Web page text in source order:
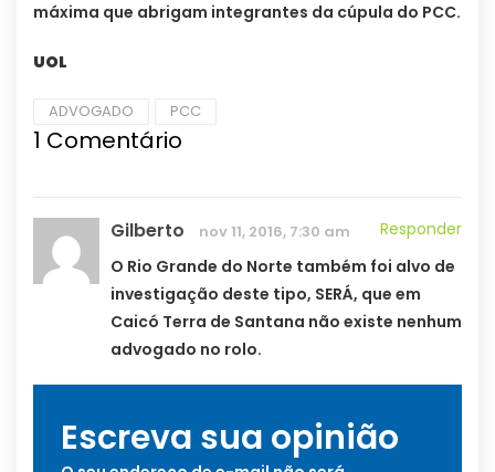
máxima que abrigam integrantes da cúpula do PCC.
UOL
ADVOGADO PCC
1 Comentário
Gilberto nov 11, 2016, 7:30 am
Responder
O Rio Grande do Norte também foi alvo de
investigação deste tipo, SERÁ, que em
Caicó Terra de Santana não existe nenhum
advogado no rolo.
Escreva sua opinião